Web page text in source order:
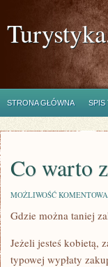
STRONA GŁÓWNA SPIS
Co warto
MOŻLIWOŚĆ
Gdzie można taniej
Jeżeli jesteś kobietą,
typowej wypłaty